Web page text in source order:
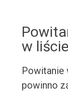
w
Powitanie
powinno